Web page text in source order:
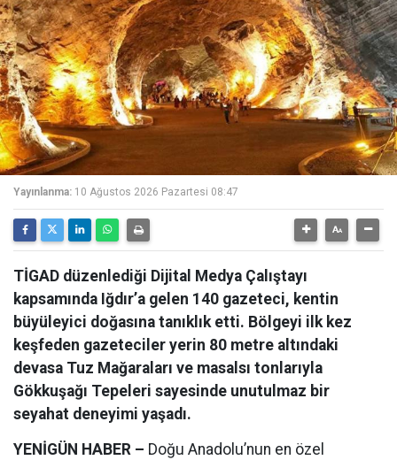
Yayınlanma: 10 Ağustos 2026 Pazartesi 08:47
TİGAD düzenlediği Dijital Medya Çalıştayı
kapsamında Iğdır’a gelen 140 gazeteci, kentin
büyüleyici doğasına tanıklık etti. Bölgeyi ilk kez
keşfeden gazeteciler yerin 80 metre altındaki
devasa Tuz Mağaraları ve masalsı tonlarıyla
Gökkuşağı Tepeleri sayesinde unutulmaz bir
seyahat deneyimi yaşadı.
YENİGÜN HABER – Doğu Anadolu’nun en özel